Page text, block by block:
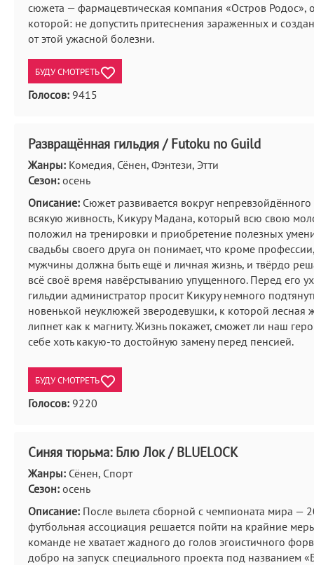
сюжета — фармацевтическая компания «Остров Родос»,
которой: не допустить притеснения зараженных и
от этой ужасной болезни.
БУДУ СМОТРЕТЬ
Голосов: 9415
Развращённая гильдия / Futoku no Guild
Жанры: Комедия, Сёнен, Фэнтези, Этти
Сезон: осень
Описание: Сюжет развивается вокруг
всякую живность, Кикуру Мадана, который всю свою
положил на тренировки и приобретение полезных
свадьбы своего друга он понимает, что кроме
мужчины должна быть ещё и личная жизнь, и твёрдо
всё своё время навёрстыванию упущенного. Перед его
гильдии администратор просит Кикуру немного
новенькой неуклюжей зверодевушки, к которой лесная
липнет как к магниту. Жизнь покажет, сможет ли наш
себе хоть какую-то достойную замену перед пенсией.
БУДУ СМОТРЕТЬ
Голосов: 9220
Синяя тюрьма: Блю Лок / BLUELOCK
Жанры: Сёнен, Спорт
Сезон: осень
Описание: После вылета сборной с чемпионата мира —
футбольная ассоциация решается пойти на крайние
команде не хватает жадного до голов эгоистичного
добро на запуск специального проекта под названием